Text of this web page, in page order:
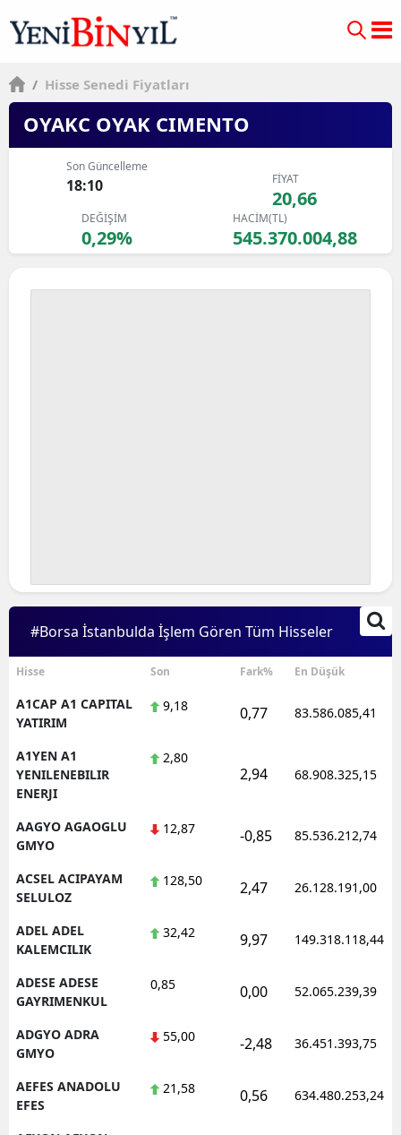
/ Hisse Senedi Fiyatları
OYAKC OYAK CIMENTO
Son Güncelleme
18:10 FİYAT
20,66
DEĞİŞİM
0,29%
HACİM(TL)
545.370.004,88
#Borsa İstanbulda İşlem Gören Tüm Hisseler
Hisse Son Fark% En Düşük
A1CAP A1 CAPITAL
YATIRIM
9,18 0,77 83.586.085,41
A1YEN A1
YENILENEBILIR
ENERJI
2,80
2,94 68.908.325,15
AAGYO AGAOGLU
GMYO
12,87 -0,85 85.536.212,74
ACSEL ACIPAYAM
SELULOZ
128,50 2,47 26.128.191,00
ADEL ADEL
KALEMCILIK
32,42 9,97 149.318.118,44
ADESE ADESE
GAYRIMENKUL
0,85 0,00 52.065.239,39
ADGYO ADRA
GMYO
55,00 -2,48 36.451.393,75
AEFES ANADOLU
EFES
21,58 0,56 634.480.253,24